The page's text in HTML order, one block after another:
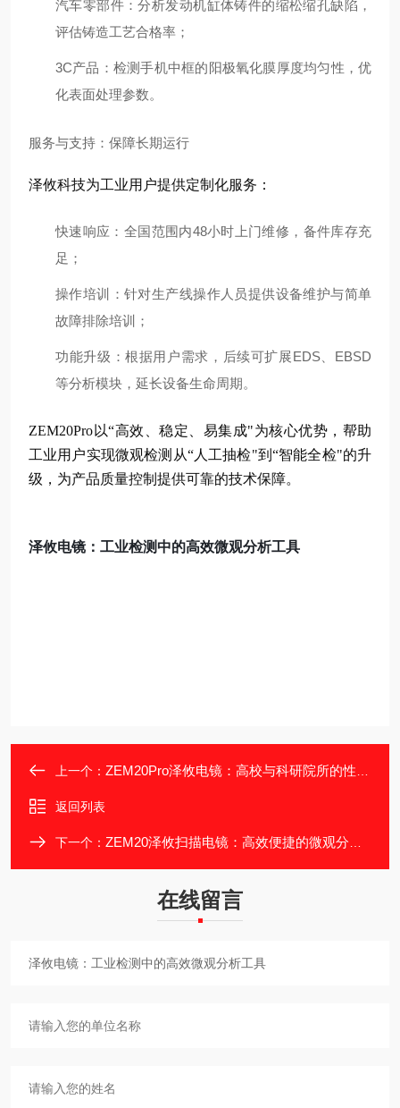
汽车零部件 ：分析发动机缸体铸件的缩松缩孔缺陷，
评估铸造工艺合格率；
3C产品 ：检测手机中框的阳极氧化膜厚度均匀性，优
化表面处理参数。
服务与支持：保障长期运行
泽攸科技为工业用户提供定制化服务：
快速响应 ：全国范围内48小时上门维修，备件库存充
足；
操作培训
：针对生产线操作人员提供设备维护与简单
故障排除培训；
功能升级 ：根据用户需求，后续可扩展EDS、EBSD
等分析模块，延长设备生命周期。
ZEM20Pro以“高效、稳定、易集成"为核心优势，帮助
工业用户实现微观检测从“人工抽检"到“智能全检"的升
级，为产品质量控制提供可靠的技术保障。
泽攸电镜：工业检测中的高效微观分析工具
上一个： ZEM20Pro泽攸电镜：高校与科研院所的性价比之选
返回列表
下一个： ZEM20泽攸扫描电镜：高效便捷的微观分析工具
在线留言